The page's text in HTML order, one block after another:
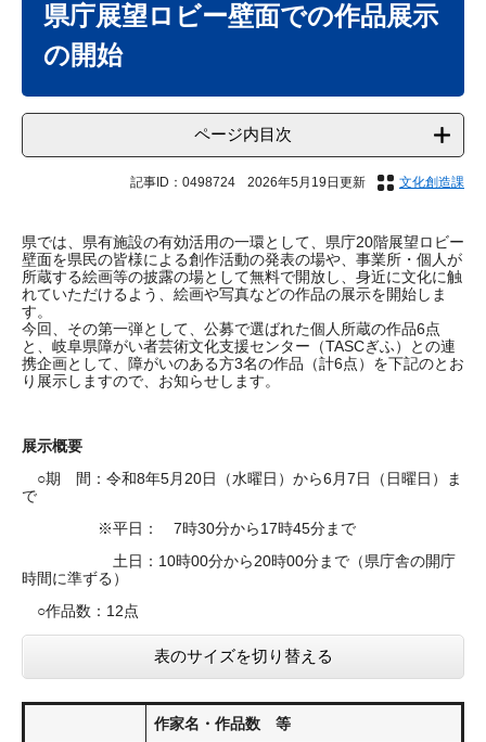
県庁展望ロビー壁面での作品展示
の開始
ページ内目次
記事ID：0498724 2026年5月19日更新 文化創造課
県では、県有施設の有効活用の一環として、県庁20階展望ロビー
壁面を県民の皆様による創作活動の発表の場や、事業所・個人が
所蔵する絵画等の披露の場として無料で開放し、身近に文化に触
れていただけるよう、絵画や写真などの作品の展示を開始しま
す。
今回、その第一弾として、公募で選ばれた個人所蔵の作品6点
と、岐阜県障がい者芸術文化支援センター（TASCぎふ）との連
携企画として、障がいのある方3名の作品（計6点）を下記のとお
り展示しますので、お知らせします。
展示概要
○期 間：令和8年5月20日（水曜日）から6月7日（日曜日）ま
で
※平日： 7時30分から17時45分まで
土日：10時00分から20時00分まで（県庁舎の開庁
時間に準ずる）
○作品数：12点
表のサイズを切り替える
作家名・作品数 等